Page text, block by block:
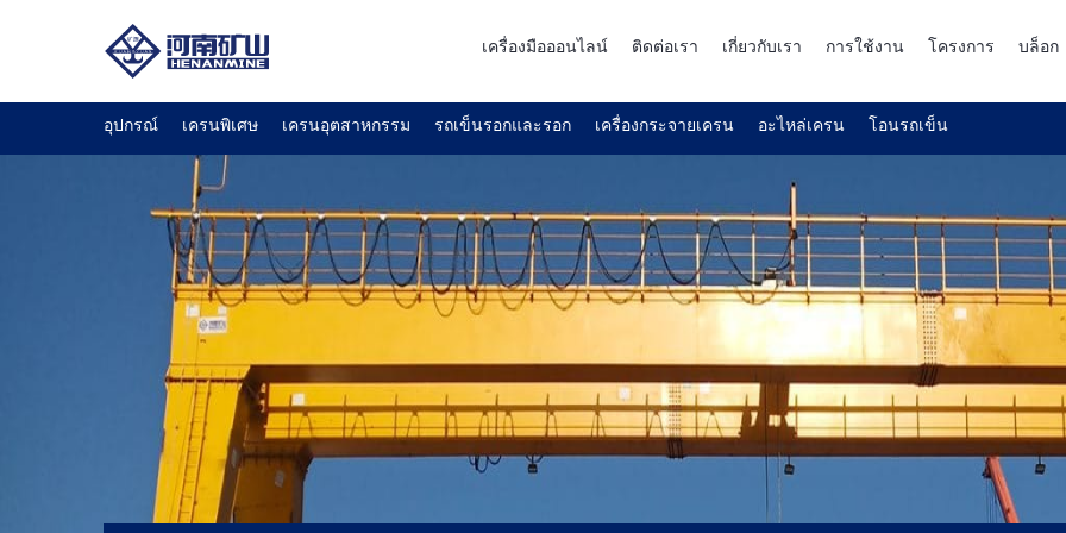
เครื่องมือออนไลน์ ติดต่อเรา เกี่ยวกับเรา การใช้งาน โครงการ บล็อก
อุปกรณ์ เครนพิเศษ เครนอุตสาหกรรม รถเข็นรอกและรอก เครื่องกระจายเครน อะไหล่เครน โอนรถเข็น